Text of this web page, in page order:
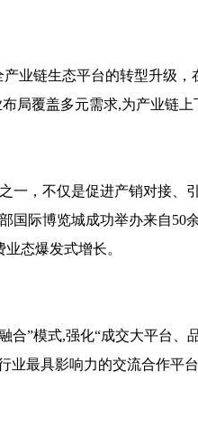
业链生态平台的转型升级
局覆盖多元需求,为产业链上
一，不仅是促进产销对接、
国际博览城成功举办来自50
态爆发式增长。
合”模式,强化“成交大平台
业最具影响力的交流合作